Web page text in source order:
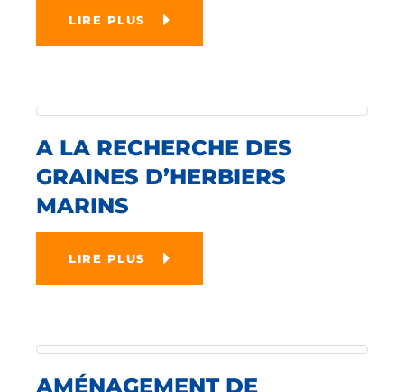
LIRE PLUS
A LA RECHERCHE DES
GRAINES D’HERBIERS
MARINS
LIRE PLUS
AMÉNAGEMENT DE